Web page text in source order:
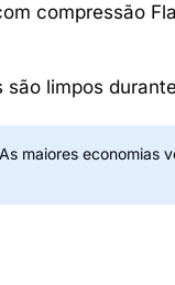
compressão
limpos
maiores economias